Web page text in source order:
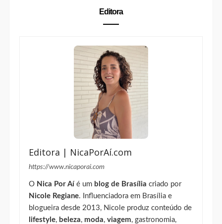
Editora
Editora | NicaPorAí.com
https://www.nicaporai.com
O Nica Por Aíé um blog de Brasília criado por
Nicole Regiane. Influenciadora em Brasília e
blogueira desde 2013, Nicole produz conteúdo de
lifestyle, beleza, moda, viagem, gastronomia,